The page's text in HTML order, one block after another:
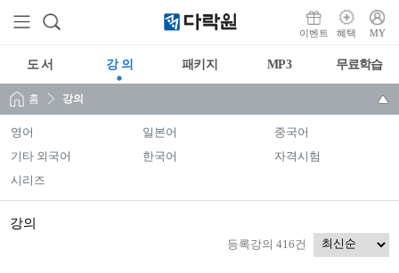
이벤트 혜택 MY
도 서 강 의 패키지 MP3 무료학습
홈 강의
영어 일본어
중국어
기타 외국어
한국어
자격시험
시리즈
강의
등록강의 416건